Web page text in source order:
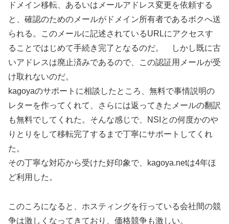
ドメイン移転、あるいはメールアドレス変更を依頼する
と、確認のためのメールがドメイン所有者であるボクへ送
られる。このメールに記述されているURLにアクセスす
ることではじめて手続き完了となるのだ。 しかし既に古
いアドレスは廃止済みであるので、この認証用メールが受
け取れないのだ。
kagoyaのサポートに相談したところ、無料で事情説明の
レターを作ってくれて、さらには返ってきたメールの翻訳
も無料でしてくれた。そんな感じで、NSIとの何度かのや
りとりをして移転完了するまで丁寧にサポートしてくれ
た。
その丁寧な対応から受けた好印象で、kagoya.netは4年ほ
ど利用した。
このころになると、ホスティングを行っている会社間の競
争は激しくなってきており、価格競争も激しい。